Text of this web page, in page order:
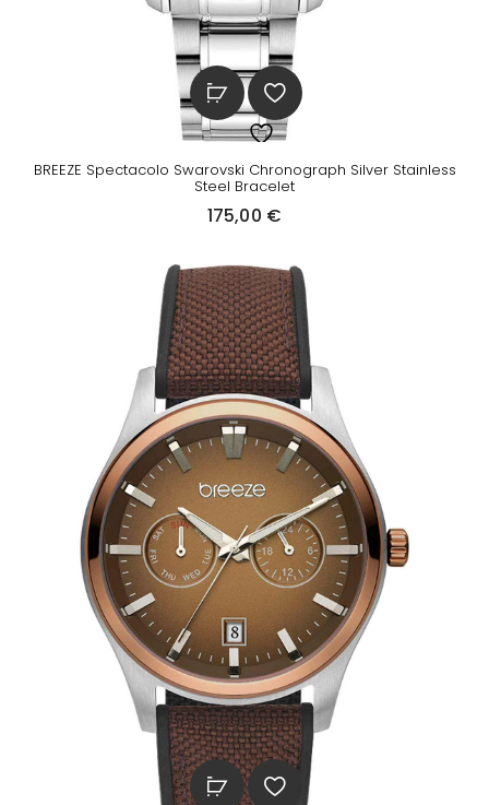
BREEZE Spectacolo Swarovski Chronograph Silver Stainless
Steel Bracelet
175,00 €